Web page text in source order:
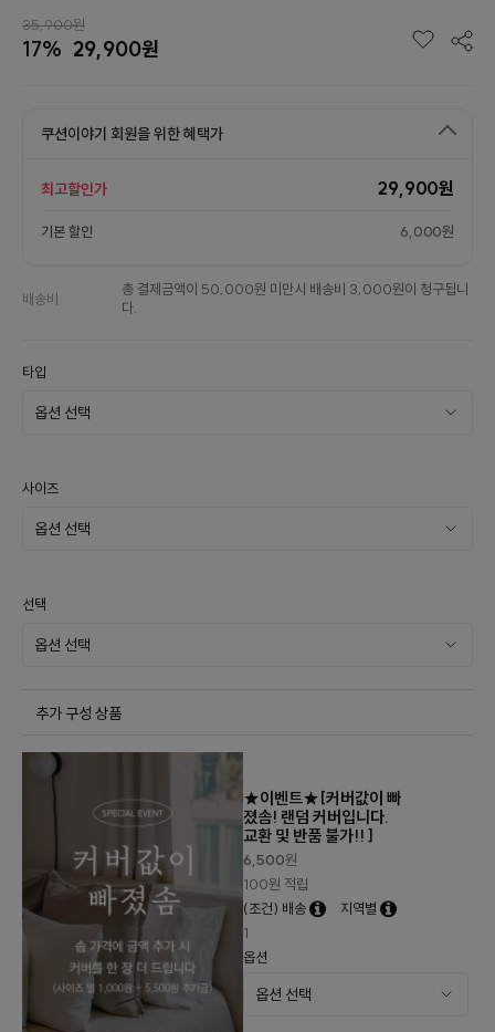
35,900원
17% 29,900원
쿠션이야기 회원을 위한 혜택가
최고할인가 29,900원
기본 할인 6,000원
배송비
총 결제금액이 50,000원 미만시 배송비 3,000원이 청구됩니
다.
타입
사이즈
선택
추가 구성 상품
★이벤트★[커버값이 빠
졌솜! 랜덤 커버입니다.
교환 및 반품 불가!! ]
6,500원
100원 적립
(조건) 배송
지역별
1
옵션